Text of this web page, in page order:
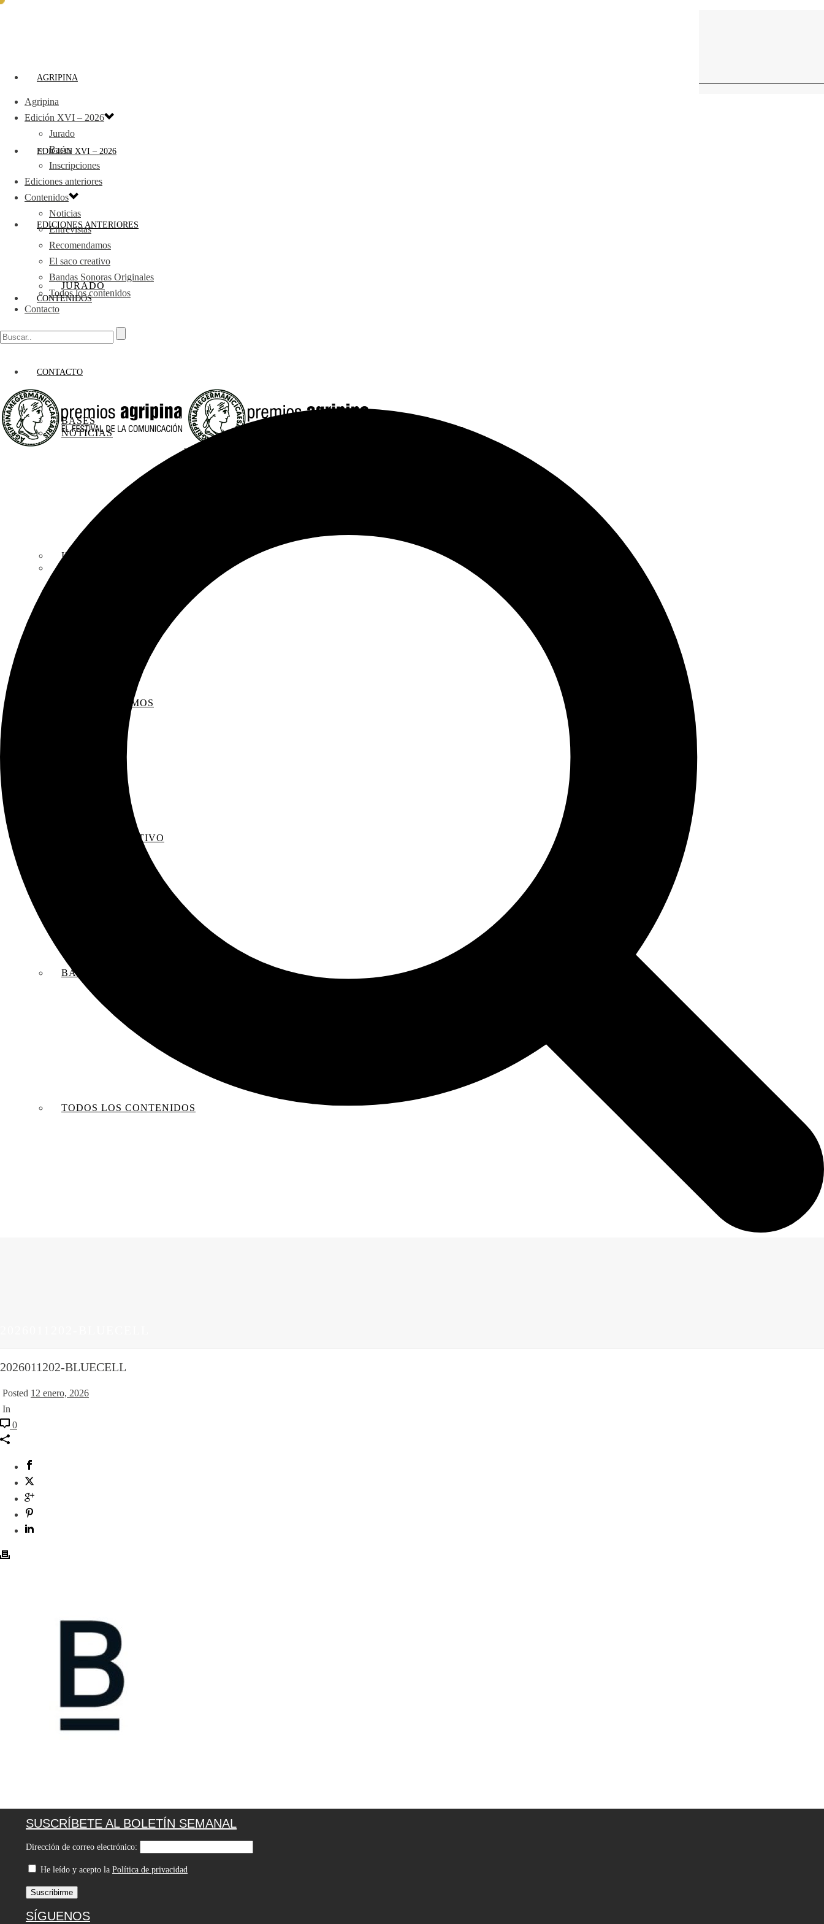
AGRIPINA
EDICIÓN XVI – 2026
JURADO
BASES
INSCRIPCIONES
EDICIONES ANTERIORES
CONTENIDOS
NOTICIAS
RECOMENDAMOS
EL SACO CREATIVO
BANDAS SONORAS ORIGINALES
TODOS LOS CONTENIDOS
CONTACTO
Agripina
Edición XVI – 2026
Jurado
Bases
Inscripciones
Ediciones anteriores
Contenidos
Noticias
Entrevistas
Recomendamos
El saco creativo
Bandas Sonoras Originales
Todos los contenidos
Contacto
2026011202-BLUECELL
Posted 12 enero, 2026
In
0
SUSCRÍBETE AL BOLETÍN SEMANAL
Dirección de correo electrónico:
He leído y acepto la Política de privacidad
SÍGUENOS